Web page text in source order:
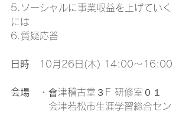
5.ソーシャルに事業収益を上げていく
には
6.質疑応答
日時 10月26日(木) 14:00～16:00
会場 ・會津稽古堂３F 研修室０１
会津若松市生涯学習総合セン